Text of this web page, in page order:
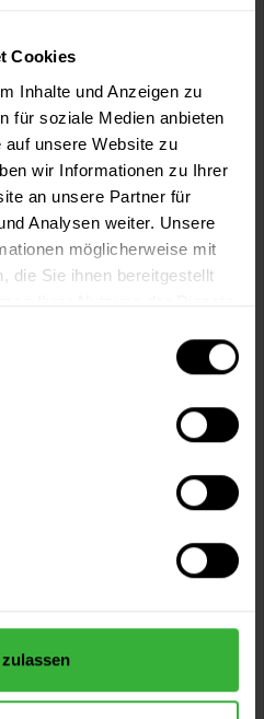
Cookies
Inhalte und Anzeigen zu
für soziale Medien anbieten
unsere Website zu
wir Informationen zu Ihrer
an unsere Partner für
Analysen weiter. Unsere
möglicherweise mit
die Sie ihnen bereitgestellt
In denWarenkorb
040 60 77 65 23